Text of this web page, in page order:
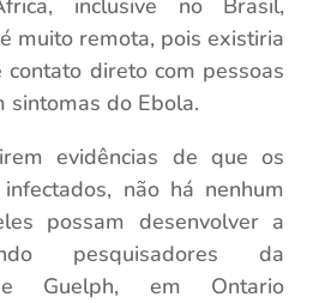
inclusive no Brasil,
muito remota, pois existiria
contato direto com pessoas
sintomas do Ebola.
evidências de que os
não há nenhum
possam desenvolver a
pesquisadores da
Guelph, em Ontario